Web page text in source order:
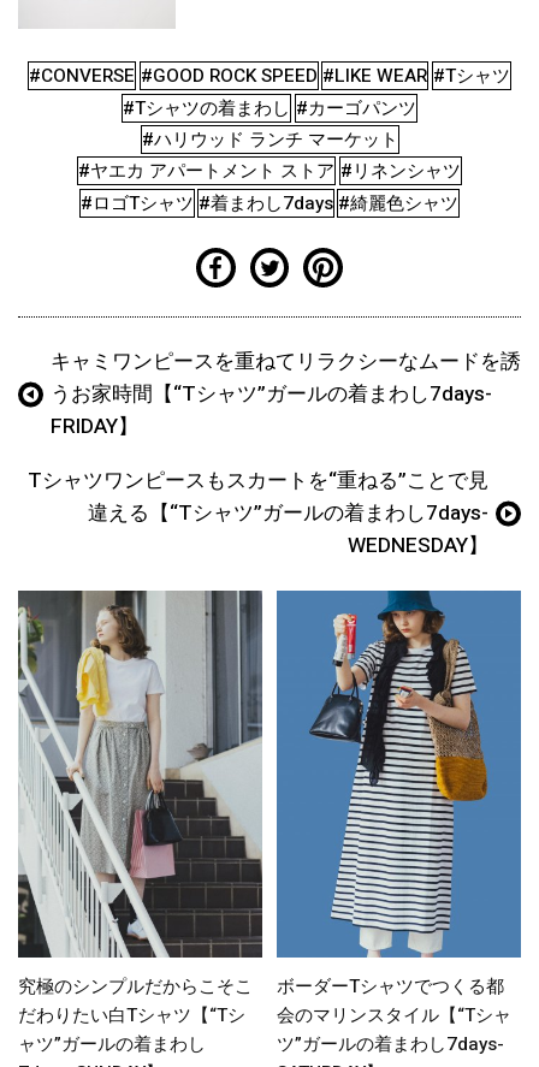
#CONVERSE #GOOD ROCK SPEED #LIKE WEAR #Tシャツ
#Tシャツの着まわし #カーゴパンツ
#ハリウッド ランチ マーケット
#ヤエカ アパートメント ストア #リネンシャツ
#ロゴTシャツ #着まわし7days #綺麗色シャツ
キャミワンピースを重ねてリラクシーなムードを誘
うお家時間【“Tシャツ”ガールの着まわし7days-
FRIDAY】
Tシャツワンピースもスカートを“重ねる”ことで見
違える【“Tシャツ”ガールの着まわし7days-
WEDNESDAY】
究極のシンプルだからこそこ
だわりたい白Tシャツ【“Tシ
ャツ”ガールの着まわし
ボーダーTシャツでつくる都
会のマリンスタイル【“Tシャ
ツ”ガールの着まわし7days-